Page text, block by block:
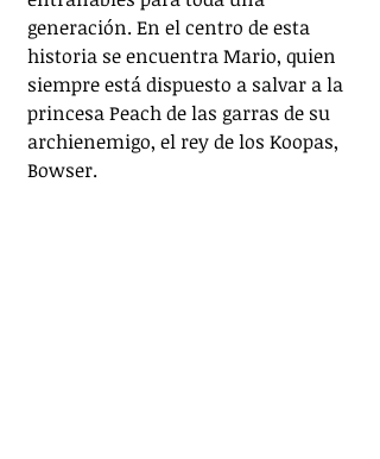
generación. En el centro de esta
historia se encuentra Mario, quien
siempre está dispuesto a salvar a la
princesa Peach de las garras de su
archienemigo, el rey de los Koopas,
Bowser.